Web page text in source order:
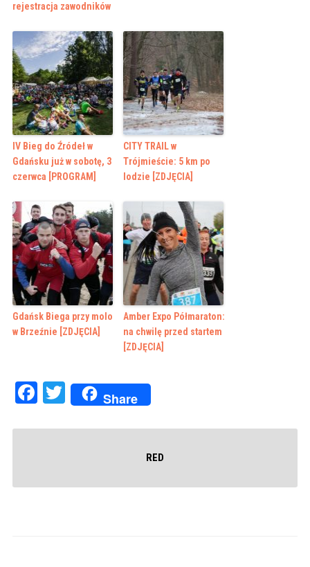
rejestracja zawodników
IV Bieg do Źródeł w
Gdańsku już w sobotę, 3
czerwca [PROGRAM]
CITY TRAIL w
Trójmieście: 5 km po
lodzie [ZDJĘCIA]
Gdańsk Biega przy molo
w Brzeźnie [ZDJĘCIA]
Amber Expo Półmaraton:
na chwilę przed startem
[ZDJĘCIA]
Facebook
Twitter
Share
RED